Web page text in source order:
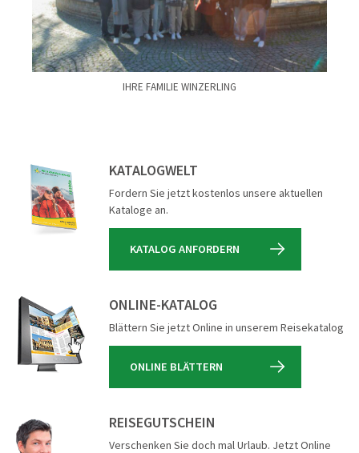
IHRE FAMILIE WINZERLING
KATALOGWELT
Fordern Sie jetzt kostenlos unsere aktuellen
Kataloge an.
KATALOG ANFORDERN
ONLINE-KATALOG
Blättern Sie jetzt Online in unserem Reisekatalog
ONLINE BLÄTTERN
REISEGUTSCHEIN
Verschenken Sie doch mal Urlaub. Jetzt Online